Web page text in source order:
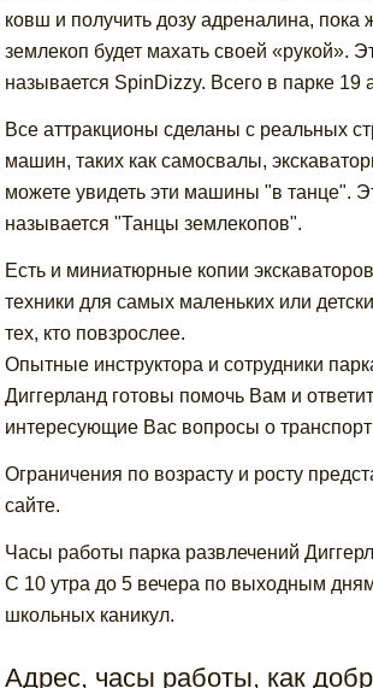
ковш и получить дозу адреналина, пока
землекоп будет махать своей «рукой».
называется SpinDizzy. Всего в парке 19
Все аттракционы сделаны с реальных
машин, таких как самосвалы,
можете увидеть эти машины "в танце".
называется "Танцы землекопов".
Есть и миниатюрные копии
техники для самых маленьких или
тех, кто повзрослее.
Опытные инструктора и сотрудники
Диггерланд готовы помочь Вам и
интересующие Вас вопросы о
Ограничения по возрасту и росту
сайте.
Часы работы парка развлечений
С 10 утра до 5 вечера по выходным
школьных каникул.
Адрес, часы работы, как